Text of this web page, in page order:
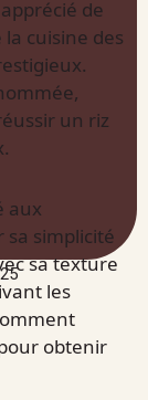
de
cuisine des
un riz
aux
sa simplicité
sa texture
les
obtenir